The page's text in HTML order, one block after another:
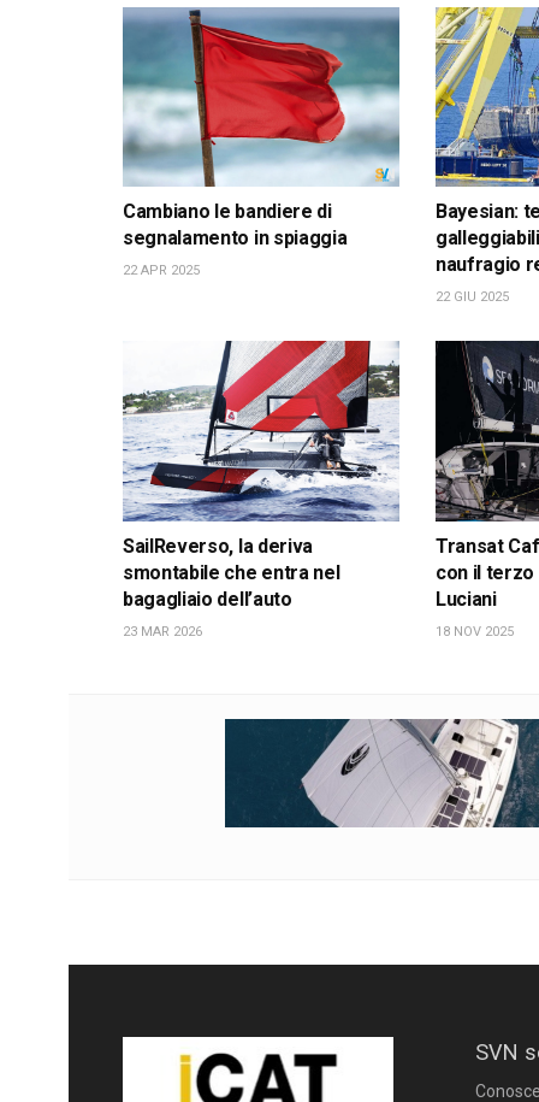
Cambiano le bandiere di
segnalamento in spiaggia
22 APR 2025
Bayesian:
naufragio
22 GIU 2025
SailReverso, la deriva
smontabile che entra nel
bagagliaio dell’auto
23 MAR 2026
Transat
con il
Luciani
18 NOV 2025
SVN